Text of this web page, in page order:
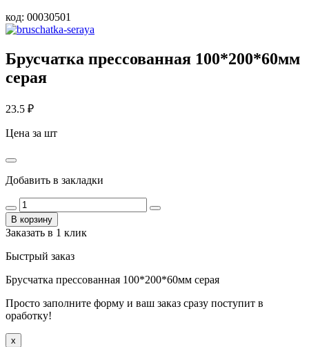
код: 00030501
Брусчатка прессованная 100*200*60мм
серая
23.5 ₽
Цена за шт
Добавить в закладки
В корзину
Заказать в 1 клик
Быстрый заказ
Брусчатка прессованная 100*200*60мм серая
Просто заполните форму и ваш заказ сразу поступит в
оработку!
x